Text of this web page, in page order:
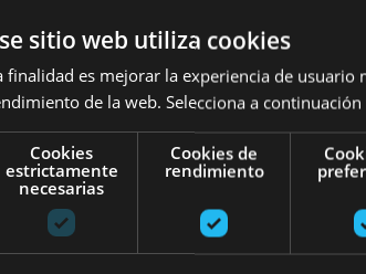
sitio web utiliza cookies
finalidad es mejorar la experiencia de
de la web. Selecciona a
Cookies
estrictamente
necesarias
Cookies de
rendimiento